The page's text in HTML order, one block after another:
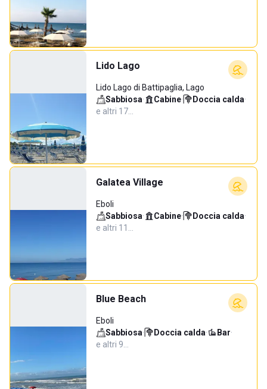
Lido Lago
Lido Lago di Battipaglia, Lago
Sabbiosa· Cabine· Doccia calda·
e altri 17…
Galatea Village
Eboli
Sabbiosa· Cabine· Doccia calda·
e altri 11…
Blue Beach
Eboli
Sabbiosa· Doccia calda· Bar·
e altri 9…